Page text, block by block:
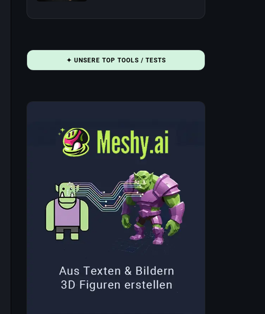
✦ UNSERE TOP TOOLS / TESTS